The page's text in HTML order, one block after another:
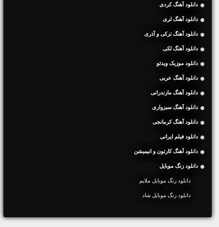
دانلود آهنگ کردی
دانلود آهنگ لری
دانلود آهنگ ترکی و آذری
دانلود آهنگ لکی
دانلود موزیک ویدئو
دانلود آهنگ عربی
دانلود آهنگ مازندرانی
دانلود آهنگ سبزواری
دانلود آهنگ کرمانجی
دانلود فیلم ایرانی
دانلود آهنگ کارتون و انیمیشن
دانلود زنگ موبایل
دانلود زنگ موبایل ملایم
دانلود زنگ موبایل شاد